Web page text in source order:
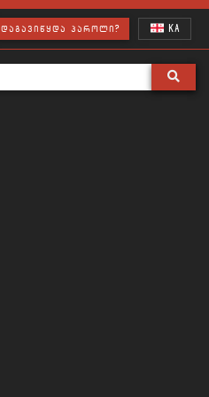
ᲓᲐᲒᲐᲕᲘᲬᲧᲓᲐ ᲞᲐᲠᲝᲚᲘ? KA